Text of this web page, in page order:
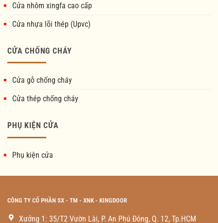
Cửa nhôm xingfa cao cấp
Cửa nhựa lõi thép (Upvc)
CỬA CHỐNG CHÁY
Cửa gỗ chống cháy
Cửa thép chống cháy
PHỤ KIỆN CỬA
Phụ kiện cửa
CÔNG TY CỔ PHẦN SX - TM - XNK - KINGDOOR
Xưởng 1: 35/T2 Vườn Lài, P. An Phú Đông, Q. 12, Tp.HCM